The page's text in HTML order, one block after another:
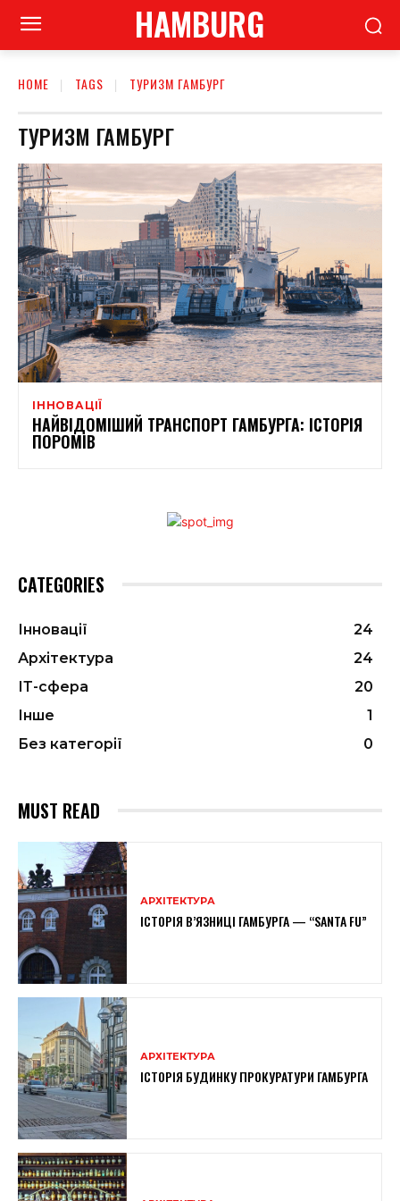
HAMBURG
HOME TAGS ТУРИЗМ ГАМБУРГ
ТУРИЗМ ГАМБУРГ
ІННОВАЦІЇ
НАЙВІДОМІШИЙ ТРАНСПОРТ ГАМБУРГА: ІСТОРІЯ
ПОРОМІВ
CATEGORIES
Інновації
24
Архітектура
24
ІТ-сфера
20
Інше
1
Без категорії
0
MUST READ
АРХІТЕКТУРА
ІСТОРІЯ В’ЯЗНИЦІ ГАМБУРГА — “SANTA FU”
АРХІТЕКТУРА
ІСТОРІЯ БУДИНКУ ПРОКУРАТУРИ ГАМБУРГА